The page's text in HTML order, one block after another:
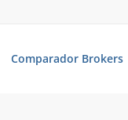
Comparador Brokers